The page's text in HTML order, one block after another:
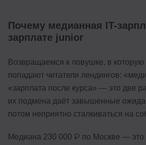
Почему медианная IT-
зарплате junior
Возвращаемся к ловушке, в которую
попадают читатели лендингов:
«зарплата после курса» — это две
их подмена даёт завышенные
потом неприятно сталкиваться на
Медиана 230 000 ₽ по Москве — это